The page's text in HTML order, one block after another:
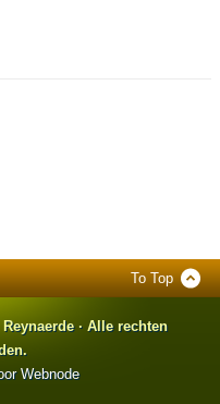
To Top
· Alle rechten
Webnode